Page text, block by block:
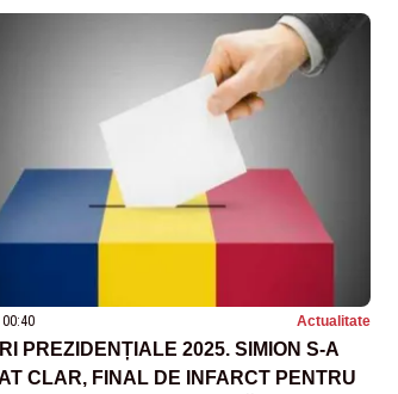
Actualitate
PREZIDENȚIALE 2025. SIMION S-A
CLAR, FINAL DE INFARCT PENTRU